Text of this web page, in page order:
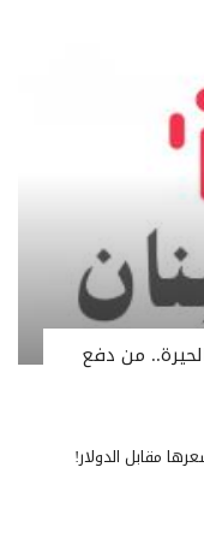
من دفع
مقابل الدولار!